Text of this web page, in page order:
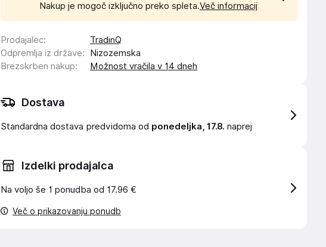
Nakup je mogoč izključno preko spleta.Več informacij
Prodajalec:
TradinQ
Odpremlja iz države:
Nizozemska
Brezskrben nakup: Možnost vračila v 14 dneh
Dostava
Standardna dostava predvidoma od ponedeljka, 17.8. naprej
Izdelki prodajalca
Na voljo še 1 ponudba od 17.96 €
Več o prikazovanju ponudb